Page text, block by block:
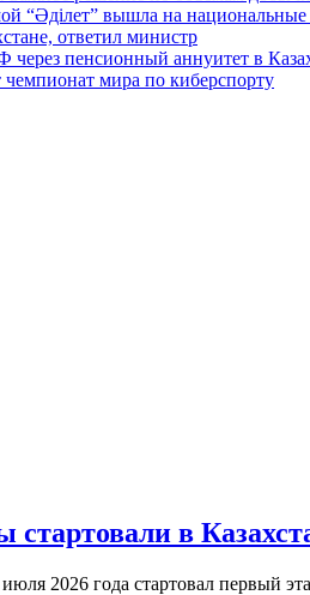
“Әділет” вышла на национальные
ответил министр
пенсионный аннуитет в
мира по киберспорту
в
2026 года стартовал первый